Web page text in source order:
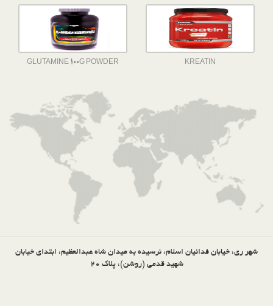
KREATIN
GLUTAMINE 100G POWDER
شهر ری، خیابان فدائیان اسلام، نرسیده به میدان شاه عبدالعظیم، ابتدای خیابان
شهید قدمی (روشن)، پلاک 20